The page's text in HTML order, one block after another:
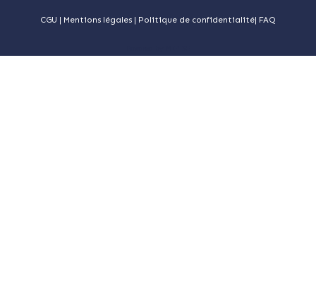
CGU | Mentions légales | Politique de confidentialité| FAQ